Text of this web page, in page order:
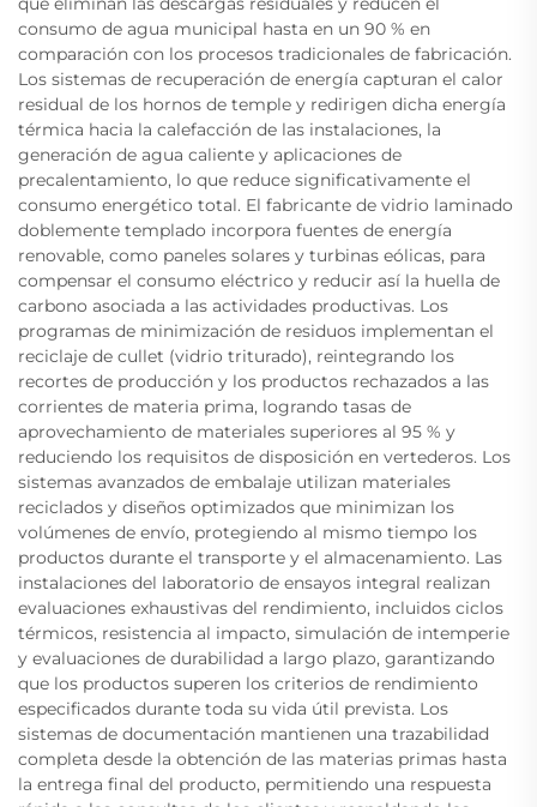
consumo de agua municipal hasta en un 90 % en
comparación con los procesos tradicionales de fabricación.
Los sistemas de recuperación de energía capturan el calor
residual de los hornos de temple y redirigen dicha energía
térmica hacia la calefacción de las instalaciones, la
generación de agua caliente y aplicaciones de
precalentamiento, lo que reduce significativamente el
consumo energético total. El fabricante de vidrio laminado
doblemente templado incorpora fuentes de energía
renovable, como paneles solares y turbinas eólicas, para
compensar el consumo eléctrico y reducir así la huella de
carbono asociada a las actividades productivas. Los
programas de minimización de residuos implementan el
reciclaje de cullet (vidrio triturado), reintegrando los
recortes de producción y los productos rechazados a las
corrientes de materia prima, logrando tasas de
aprovechamiento de materiales superiores al 95 % y
reduciendo los requisitos de disposición en vertederos. Los
sistemas avanzados de embalaje utilizan materiales
reciclados y diseños optimizados que minimizan los
volúmenes de envío, protegiendo al mismo tiempo los
productos durante el transporte y el almacenamiento. Las
instalaciones del laboratorio de ensayos integral realizan
evaluaciones exhaustivas del rendimiento, incluidos ciclos
térmicos, resistencia al impacto, simulación de intemperie
y evaluaciones de durabilidad a largo plazo, garantizando
que los productos superen los criterios de rendimiento
especificados durante toda su vida útil prevista. Los
sistemas de documentación mantienen una trazabilidad
completa desde la obtención de las materias primas hasta
la entrega final del producto, permitiendo una respuesta